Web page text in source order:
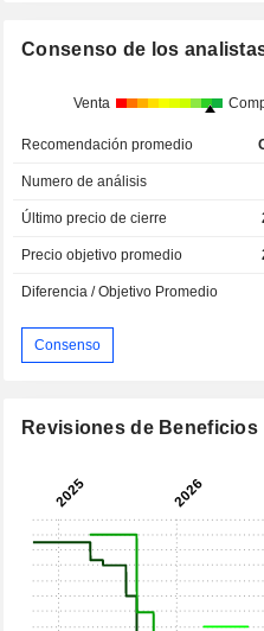
Consenso de los
Venta
Recomendación promedio
Numero de análisis
Último precio de cierre
Precio objetivo promedio
Diferencia / Objetivo Promedio
Consenso
Revisiones de Beneficios